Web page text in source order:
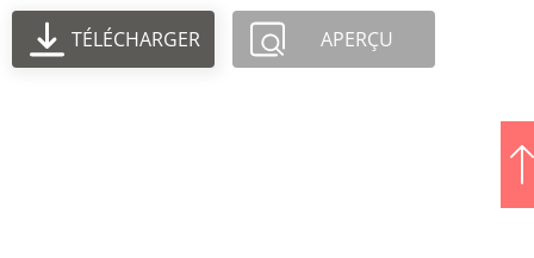
TÉLÉCHARGER APERÇU